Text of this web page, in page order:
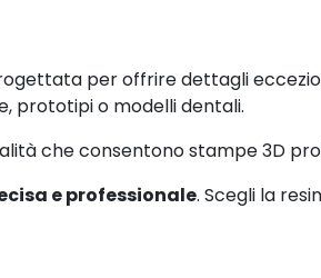
per offrire dettagli
prototipi o modelli dentali.
che consentono stampe 3D
e professionale. Scegli la